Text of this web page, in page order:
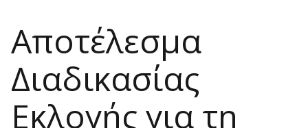
Αποτέλεσμα
Διαδικασίας
Εκλογής για τη